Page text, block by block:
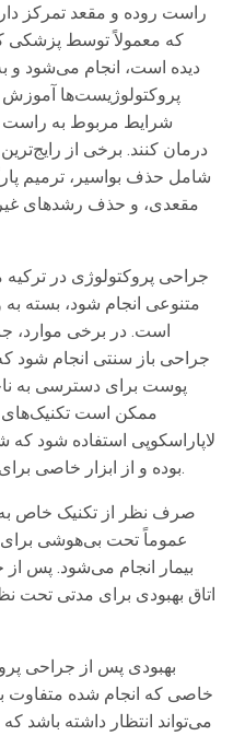
راست‌ روده و مقعد تمرکز
که معمولاً توسط پزشکی
دیده است، انجام می‌شود و
پروکتولوژیست‌ها آموزش
شرایط مربوط به راست
درمان کنند. برخی از
شامل حذف بواسیر، ترمیم
مقعدی، و حذف رشدهای
جراحی پروکتولوژی در ترکیه
متنوعی انجام شود، بسته
است. در برخی موارد،
جراحی باز سنتی انجام شود
پوست برای دسترسی به
ممکن است تکنیک‌های
لاپاراسکوپی استفاده شود
بوده و از ابزار خاصی برای انجام جراحی استفاده می‌شود.
صرف نظر از تکنیک خاص به
عموماً تحت بی‌هوشی برای
بیمار انجام می‌شود. پس از
اتاق بهبودی برای مدتی تحت
بهبودی پس از جراحی
خاصی که انجام شده متفاوت
می‌تواند انتظار داشته باشد